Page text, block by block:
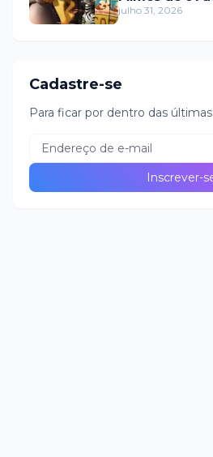
julho 31, 2026
Cadastre-se
Para ficar por dentro das